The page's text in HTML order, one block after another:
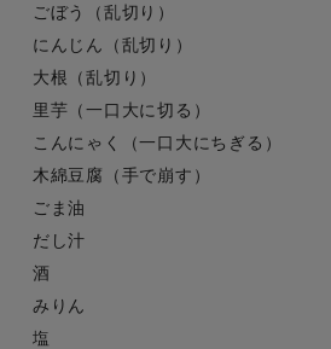
ごぼう（乱切り）
にんじん（乱切り）
大根（乱切り）
里芋（一口大に切る）
こんにゃく（一口大にちぎる）
木綿豆腐（手で崩す）
ごま油
だし汁
酒
みりん
塩